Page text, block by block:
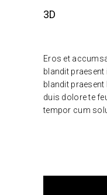
3D
Eros et
blandit
blandit praesent
duis dolore te
tempor cum